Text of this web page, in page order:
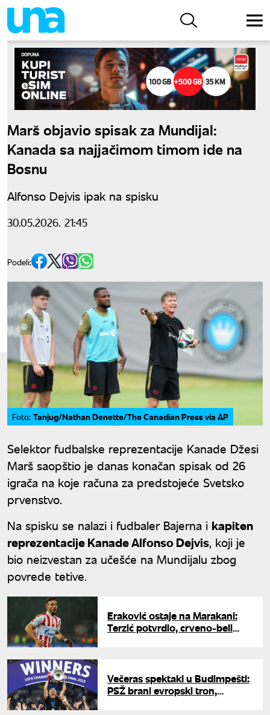
Marš objavio spisak za Mundijal:
Kanada sa najjačimom timom ide na
Bosnu
Alfonso Dejvis ipak na spisku
30.05.2026. 21:45
Podeli:
Foto: Tanjug/Nathan Denette/The Canadian Press via AP
Selektor fudbalske reprezentacije Kanade Džesi
Marš saopštio je danas konačan spisak od 26
igrača na koje računa za predstojeće Svetsko
prvenstvo.
Na spisku se nalazi i fudbaler Bajerna i kapiten
reprezentacije Kanade Alfonso Dejvis, koji je
bio neizvestan za učešće na Mundijalu zbog
povrede tetive.
Eraković ostaje na Marakani:
Terzić potvrdio, crveno-beli
Večeras spektakl u Budimpešti:
PSŽ brani evropski tron,